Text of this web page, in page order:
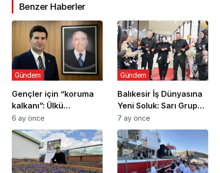
Benzer Haberler
Gençler için “koruma
kalkanı”: Ülkü
Ocaklarından
uyuşturucu ve dijital
bağımlılığa karşı
seferberlik
Gündem
6 ay önce
Balıkesir İş Dünyasına
Yeni Soluk: Sarı Grup
Törenle Açıldı
Gündem
7 ay önce